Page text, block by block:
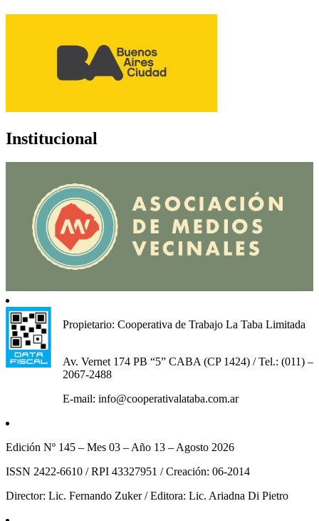
Institucional
Propietario: Cooperativa de Trabajo La Taba Limitada
Av. Vernet 174 PB “5” CABA (CP 1424) / Tel.: (011) –
2067-2488
E-mail: info@cooperativalataba.com.ar
Edición Nº 145 – Mes 03 – Año 13 – Agosto 2026
ISSN 2422-6610 / RPI 43327951 / Creación: 06-2014
Director: Lic. Fernando Zuker / Editora: Lic. Ariadna Di Pietro